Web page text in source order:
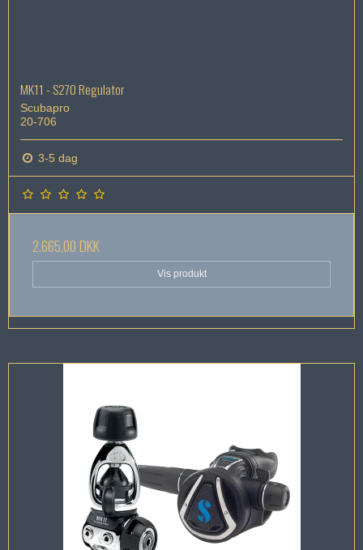
MK11 - S270 Regulator
Scubapro
20-706
3-5 dag
2.665,00 DKK
Vis produkt